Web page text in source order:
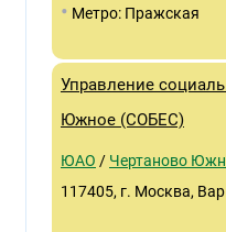
• Метро: Пражская
Управление
Южное (СОБЕС)
ЮАО / Чертаново
117405, г. Москва,